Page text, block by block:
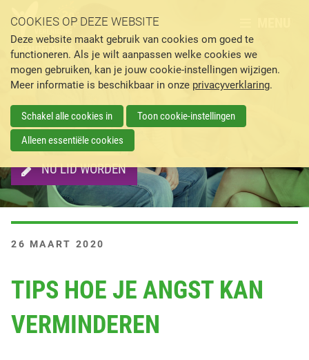
NU LID WORDEN
G
A
26 MAART 2020
TIPS HOE JE ANGST KAN
VERMINDEREN
COOKIES OP DEZE WEBSITE
Deze website maakt gebruik van cookies om goed te
functioneren. Als je wilt aanpassen welke cookies we
mogen gebruiken, kan je jouw cookie-instellingen wijzigen.
Meer informatie is beschikbaar in onze privacyverklaring.
Schakel alle cookies in
Toon cookie-instellingen
Alleen essentiële cookies